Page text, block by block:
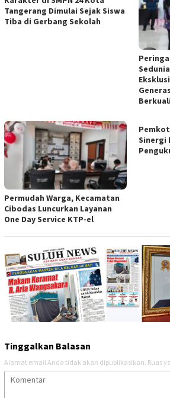
Tangerang Dimulai Sejak Siswa
Tiba di Gerbang Sekolah
Permudah Warga, Kecamatan
Cibodas Luncurkan Layanan
One Day Service KTP-el
Sinergi
Tinggalkan Balasan
Alamat email Anda tidak akan dipublikasikan. Ruas